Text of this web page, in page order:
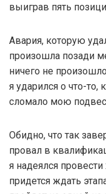
выиграв пять
Авария, которую
произошла позади
ничего не
я ударился о что-то,
сломало мою
Обидно, что так
провал в
я надеялся
придется ждать